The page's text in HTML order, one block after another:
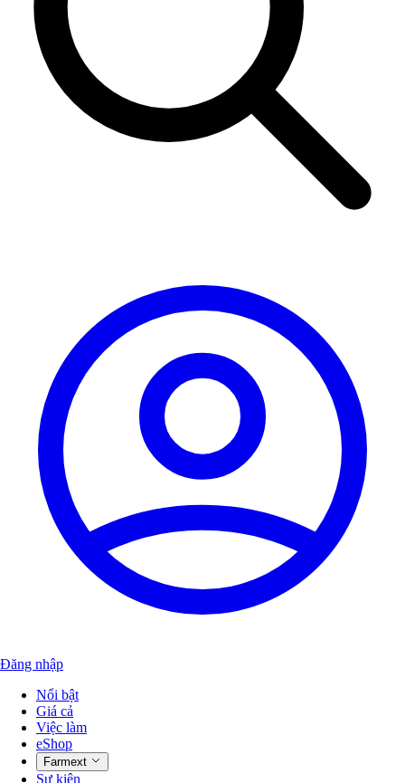
Đăng nhập
Nổi bật
Giá cả
Việc làm
eShop
Farmext
Sự kiện